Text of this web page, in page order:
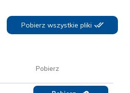
Pobierz wszystkie pliki
Pobierz